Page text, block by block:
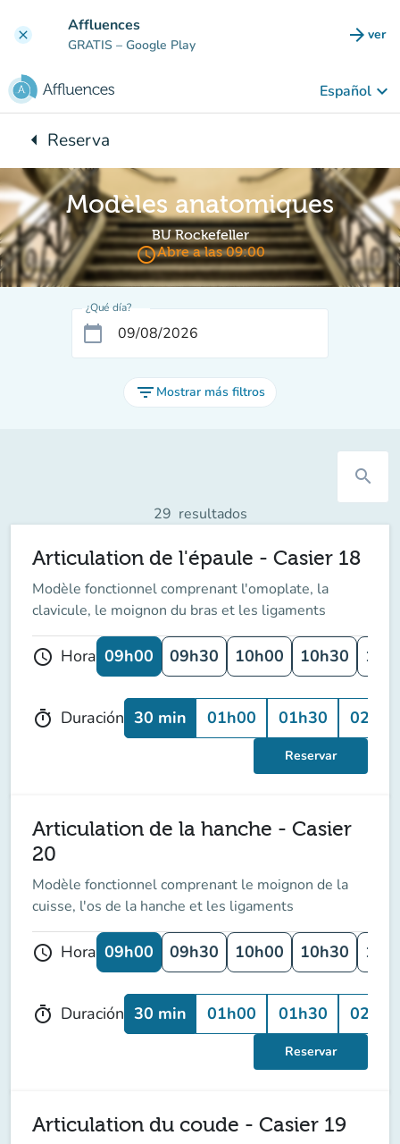
clear Affluences
GRATIS – Google Play arrow_forward ver
Español keyboard_arrow_down
arrow_leftVuelta:
Reserva
Modèles anatomiques
BU Rockefeller
access_timeAbre a las 09:00
¿Qué día?
calendar_today
filter_list Mostrar más filtros
search
29 resultados
Articulation de l'épaule - Casier 18
Modèle fonctionnel comprenant l'omoplate, la
clavicule, le moignon du bras et les ligaments
schedule Hora 09h00 09h30 10h00 10h30
timer Duración 30 min 01h00 01h30 02h00
Reservar
Articulation de la hanche - Casier
20
Modèle fonctionnel comprenant le moignon de la
cuisse, l'os de la hanche et les ligaments
schedule Hora 09h00 09h30 10h00 10h30
timer Duración 30 min 01h00 01h30 02h00
Reservar
Articulation du coude - Casier 19